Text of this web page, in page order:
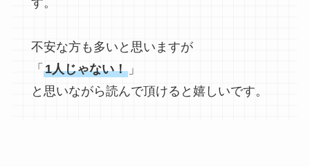
不安な方も多いと思いますが
「 1人じゃない！」
と思いながら読んで頂けると嬉しいです。